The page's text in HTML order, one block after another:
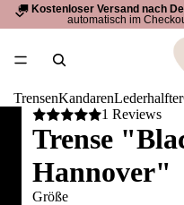
🚚 Kostenloser Versand nach
automatisch im
TrensenKandarenLederhalfter
1 Reviews
Trense
Hannover"
Größe